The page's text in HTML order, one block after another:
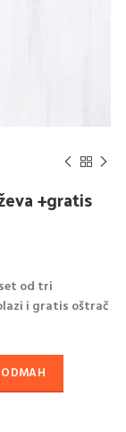
+gratis
od tri
i gratis oštrač